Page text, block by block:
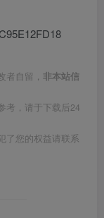
者自留， 非本站信
考，请于下载后24
了您的权益请联系